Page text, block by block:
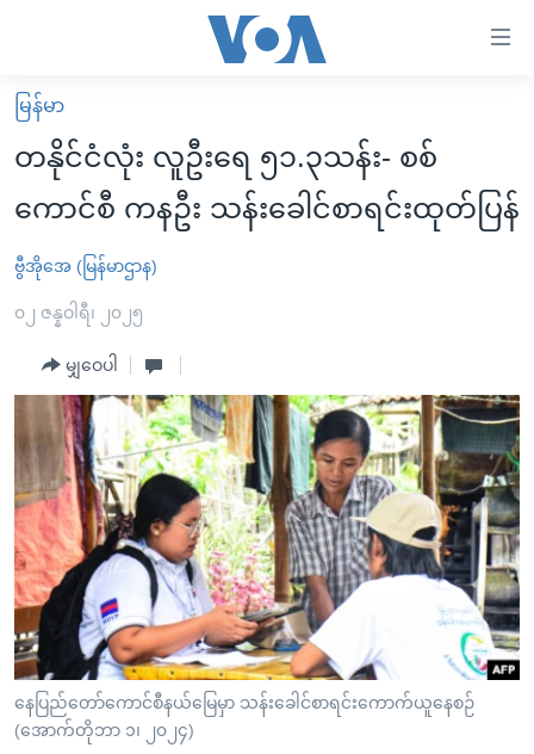
လွယ်ကူ
စေ
များ
ပင်မ
ပင်မ
ညွန်း
စာမျက်နှာ
သို့
ကျော်
ကြည့်
ရန်
မူလစာမျက်နှာ
မြန်မာ
ကမ္ဘာ့သတင်းများ
နိုင်ငံတကာ
အမေရိကန်
အစ္စရေး-ပါလက်စတိုင်း
ဗွီဒီယို
သတင်းလွတ်လပ်ခွင့်
အင်္ဂလိပ်စာလေ့လာမယ်
အမေရိကန်သုံးအီဒီယံ
မကြေးမုံရဲ့ အင်္ဂလိပ်စာ
ရုပ်ရှင်ထဲက အင်္ဂလိပ်စာ
သုတပဒေသာ အင်္ဂလိပ်စာ
အပတ်စဉ်ကဏ္ဍများ
ရေဒီယို
တီဗွီ
ရေဒီယိုနှင့်ရုပ်သံ အချက်အလက်များ
ရေဒီယို/တီဗွီအစီအစဉ်
Learning English
ဗွီအိုအေ လူမှုကွန်ယက်များ
မြန်မာ
တနိုင်ငံလုံး လူဦးရေ ၅၁.၃သန်း- စစ်
ကောင်စီ ကနဦး သန်းခေါင်စာရင်းထုတ်ပြန်
ဗွီအိုအေ (မြန်မာဌာန)
၀၂ ဇန္နဝါရီ၊ ၂၀၂၅
မျှဝေပါ
နေပြည်တော်ကောင်စီနယ်မြေမှာ သန်းခေါင်စာရင်းကောက်ယူနေစဉ်
(အောက်တိုဘာ ၁၊ ၂၀၂၄)